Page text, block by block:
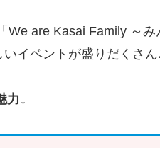
We are Kasai Family ～
イベントが盛りだくさん
力↓